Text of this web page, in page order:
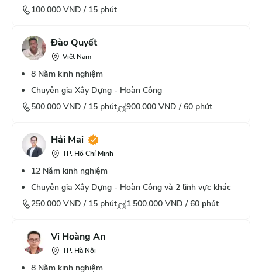
100.000 VND / 15 phút
Đào Quyết
Việt Nam
8 Năm kinh nghiệm
Chuyên gia Xây Dựng - Hoàn Công
500.000 VND / 15 phút 900.000 VND /60 phút
Hải Mai
TP. Hồ Chí Minh
12 Năm kinh nghiệm
Chuyên gia Xây Dựng - Hoàn Công và 2 lĩnh vực khác
250.000 VND / 15 phút 1.500.000 VND /60 phút
Vi Hoàng An
TP. Hà Nội
8 Năm kinh nghiệm